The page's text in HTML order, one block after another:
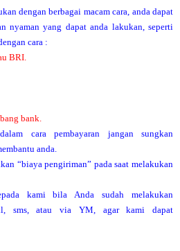
dengan berbagai macam cara, anda dapat
nyaman yang dapat anda lakukan, seperti
cara :
BRI.
bank.
cara pembayaran jangan sungkan
anda.
“biaya pengiriman” pada saat melakukan
kami bila Anda sudah melakukan
sms, atau via YM, agar kami dapat